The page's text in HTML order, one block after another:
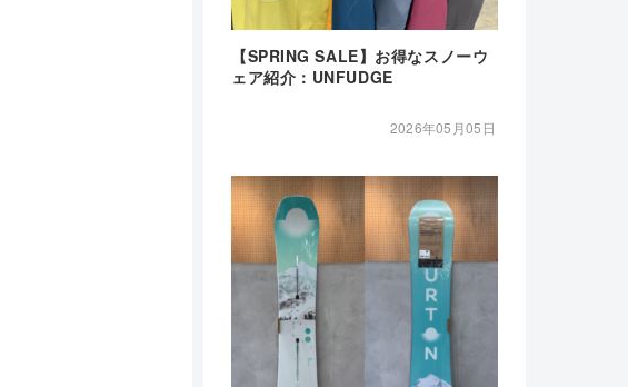
【SPRING SALE】お得なスノーウ
ェア紹介：UNFUDGE
2026年05月05日